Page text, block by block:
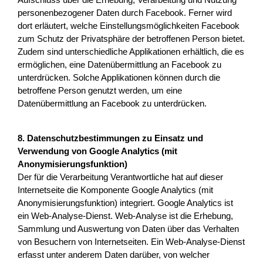
personenbezogener Daten durch Facebook. Ferner wird
dort erläutert, welche Einstellungsmöglichkeiten Facebook
zum Schutz der Privatsphäre der betroffenen Person bietet.
Zudem sind unterschiedliche Applikationen erhältlich, die es
ermöglichen, eine Datenübermittlung an Facebook zu
unterdrücken. Solche Applikationen können durch die
betroffene Person genutzt werden, um eine
Datenübermittlung an Facebook zu unterdrücken.
8. Datenschutzbestimmungen zu Einsatz und
Verwendung von Google Analytics (mit
Anonymisierungsfunktion)
Der für die Verarbeitung Verantwortliche hat auf dieser
Internetseite die Komponente Google Analytics (mit
Anonymisierungsfunktion) integriert. Google Analytics ist
ein Web-Analyse-Dienst. Web-Analyse ist die Erhebung,
Sammlung und Auswertung von Daten über das Verhalten
von Besuchern von Internetseiten. Ein Web-Analyse-Dienst
erfasst unter anderem Daten darüber, von welcher